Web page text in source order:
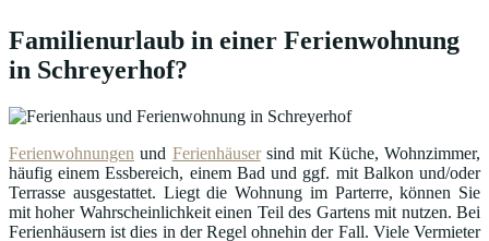
Familienurlaub in einer Ferienwohnung
in Schreyerhof?
Ferienwohnungen und Ferienhäusersind mit Küche, Wohnzimmer,
häufig einem Essbereich, einem Bad und ggf. mit Balkon und/oder
Terrasse ausgestattet. Liegt die Wohnung im Parterre, können Sie
mit hoher Wahrscheinlichkeit einen Teil des Gartens mit nutzen. Bei
Ferienhäusern ist dies in der Regel ohnehin der Fall. Viele Vermieter